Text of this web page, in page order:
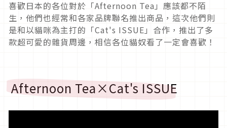
喜歡日本的各位對於「Afternoon Tea」應該都不陌
生，他們也經常和各家品牌聯名推出商品，這次他們則
是和以貓咪為主打的「Cat's ISSUE」合作，推出了多
款超可愛的雜貨周邊，相信各位貓奴看了一定會喜歡！
Afternoon Tea×Cat's ISSUE